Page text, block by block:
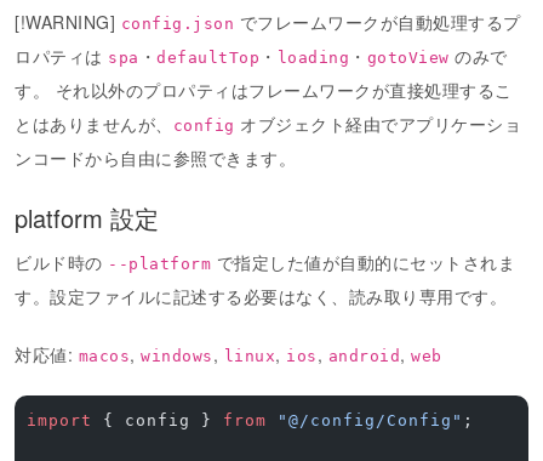
[!WARNING] config.json でフレームワークが自動処理するプ
ロパティは spa ・ defaultTop ・ loading ・ gotoView のみで
す。 それ以外のプロパティはフレームワークが直接処理するこ
とはありませんが、
config オブジェクト経由でアプリケーショ
ンコードから自由に参照できます。
platform 設定
ビルド時の --platform で指定した値が自動的にセットされま
す。設定ファイルに記述する必要はなく、読み取り専用です。
対応値: macos, windows , linux, ios , android , web
import { config } from "@/config/Config" ;